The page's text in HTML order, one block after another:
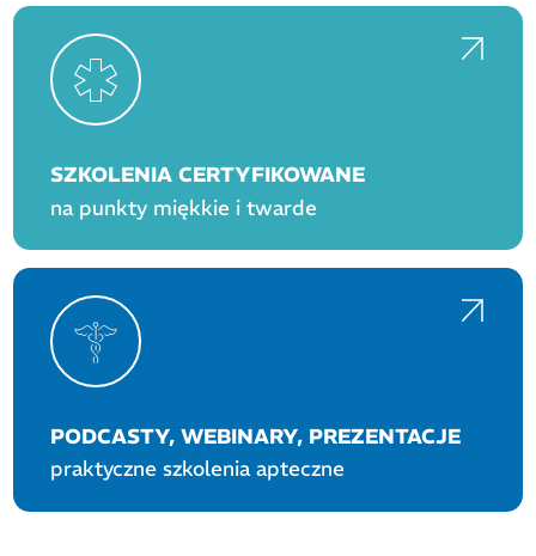
SZKOLENIA CERTYFIKOWANE
na punkty miękkie i twarde
PODCASTY, WEBINARY, PREZENTACJE
praktyczne szkolenia apteczne